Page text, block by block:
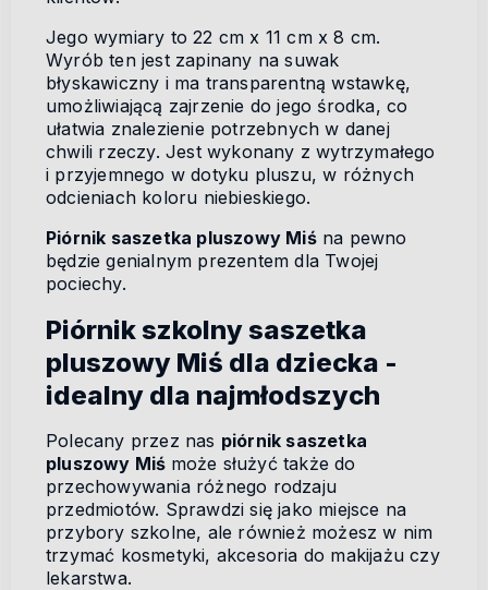
Jego wymiary to 22 cm x 11 cm x 8 cm.
Wyrób ten jest zapinany na suwak
błyskawiczny i ma transparentną wstawkę,
umożliwiającą zajrzenie do jego środka, co
ułatwia znalezienie potrzebnych w danej
chwili rzeczy. Jest wykonany z wytrzymałego
i przyjemnego w dotyku pluszu, w różnych
odcieniach koloru niebieskiego.
Piórnik saszetka pluszowy Miśna pewno
będzie genialnym prezentem dla Twojej
pociechy.
Piórnik szkolny saszetka
pluszowy Miś dla dziecka -
idealny dla najmłodszych
Polecany przez nas piórnik saszetka
pluszowy Miś może służyć także do
przechowywania różnego rodzaju
przedmiotów. Sprawdzi się jako miejsce na
przybory szkolne, ale również możesz w nim
trzymać kosmetyki, akcesoria do makijażu czy
lekarstwa.